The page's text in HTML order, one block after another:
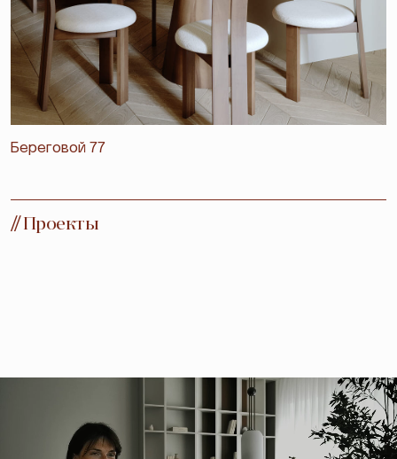
Береговой 77
// Проекты